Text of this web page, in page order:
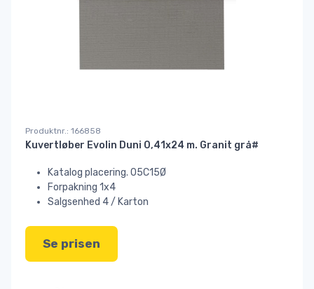
Produktnr.: 166858
Kuvertløber Evolin Duni 0,41x24 m. Granit grå#
Katalog placering. 05C15Ø
Forpakning 1x4
Salgsenhed 4 / Karton
Se prisen